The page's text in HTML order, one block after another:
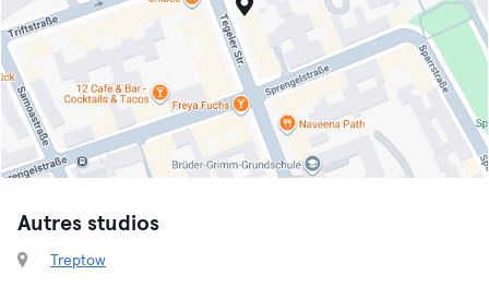
Autres studios
Treptow